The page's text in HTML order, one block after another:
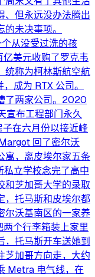
、但永远没办法腾出
未决事项。
从没受过洗的孩
美元收购了罗克韦
统称为柯林斯航空航
成为 RTX 公司。
了两家公司。2020
宣布工程部门永久
在六月份以接近峰
回了密尔沃
寓，离皮埃尔家五条
立学校念完了高中
和芝加哥大学的录取
，托马斯和皮埃尔都
尔沃基南区的一家养
个行李箱装上家里
托马斯开车送她到
芝加哥方向走，大约
Metra 电气线，在